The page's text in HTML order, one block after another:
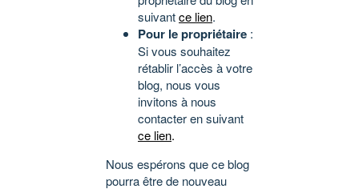
suivantce lien.
Pour le propriétaire :
Si vous souhaitez
rétablir l’accès à votre
blog, nous vous
invitons à nous
contacter en suivant
ce lien.
Nous espérons que ce blog
pourra être de nouveau